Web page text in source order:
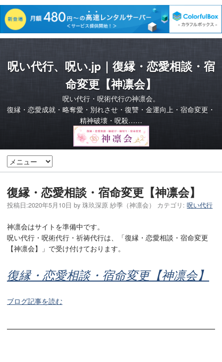
呪い代行、呪い.jp｜復縁・恋愛相談・宿
命変更【神凛会】
呪い代行・呪術代行の神凛会。
復縁・恋愛成就・略奪愛・別れさせ・復讐・金運向上・宿命変更・
精神破壊・呪殺……
復縁・恋愛相談・宿命変更【神凛会】
投稿日:2020年5月10日 by 珠玖深原 紗季（神凛会） カテゴリ: 呪い代行
神凛会はサイトを準備中です。
呪い代行・呪術代行・祈祷代行は、「復縁・恋愛相談・宿命変更
【神凛会】」で受け付けております。
復縁・恋愛相談・宿命変更【神凛会】
ブログ記事を読む